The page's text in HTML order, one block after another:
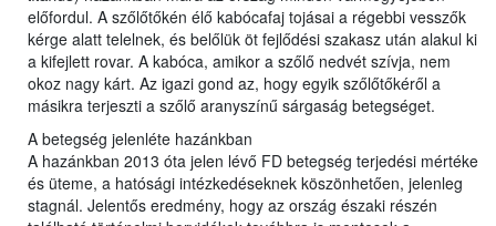
előfordul. A szőlőtőkén élő kabócafaj tojásai a régebbi vesszők
kérge alatt telelnek, és belőlük öt fejlődési szakasz után alakul ki
a kifejlett rovar. A kabóca, amikor a szőlő nedvét szívja, nem
okoz nagy kárt. Az igazi gond az, hogy egyik szőlőtőkéről a
másikra terjeszti a szőlő aranyszínű sárgaság betegséget.
A betegség jelenléte hazánkban
A hazánkban 2013 óta jelen lévő FD betegség terjedési mértéke
és üteme, a hatósági intézkedéseknek köszönhetően, jelenleg
stagnál. Jelentős eredmény, hogy az ország északi részén